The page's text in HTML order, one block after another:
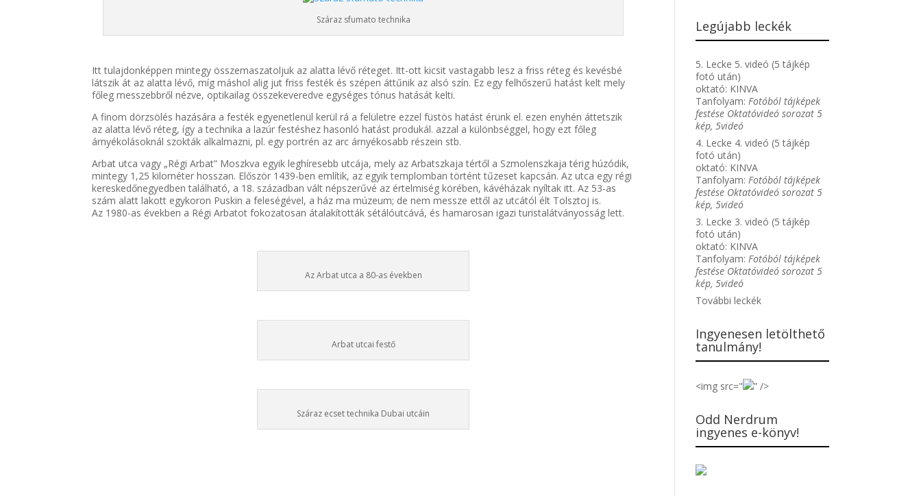
Száraz sfumato technika
Itt tulajdonképpen mintegy összemaszatoljuk az alatta lévő réteget. Itt-ott kicsit vastagabb lesz a friss réteg és kevésbé
látszik át az alatta lévő, míg máshol alig jut friss festék és szépen áttűnik az alsó szín. Ez egy felhőszerű hatást kelt mely
főleg messzebbről nézve, optikailag összekeveredve egységes tónus hatását kelti.
A finom dörzsölés hazására a festék egyenetlenül kerül rá a felületre ezzel füstös hatást érünk el. ezen enyhén áttetszik
az alatta lévő réteg, így a technika a lazúr festéshez hasonló hatást produkál. azzal a különbséggel, hogy ezt főleg
árnyékolásoknál szokták alkalmazni, pl. egy portrén az arc árnyékosabb részein stb.
Arbat utca vagy „Régi Arbat” Moszkva egyik leghíresebb utcája, mely az Arbatszkaja tértől a Szmolenszkaja térig húzódik,
mintegy 1,25 kilométer hosszan. Először 1439-ben említik, az egyik templomban történt tűzeset kapcsán. Az utca egy régi
kereskedőnegyedben található, a 18. században vált népszerűvé az értelmiség körében, kávéházak nyíltak itt. Az 53-as
szám alatt lakott egykoron Puskin a feleségével, a ház ma múzeum; de nem messze ettől az utcától élt Tolsztoj is.
Az 1980-as években a Régi Arbatot fokozatosan átalakították sétálóutcává, és hamarosan igazi turistalátványosság lett.
Az Arbat utca a 80-as években
Arbat utcai festő
Száraz ecset technika Dubai utcáin
Legújabb leckék
5. Lecke 5. videó (5 tájkép
fotó után)
oktató: KINVA
Tanfolyam:Fotóból tájképek
festése Oktatóvideó sorozat 5
kép, 5videó
4. Lecke 4. videó (5 tájkép
fotó után)
oktató: KINVA
Tanfolyam:Fotóból tájképek
festése Oktatóvideó sorozat 5
kép, 5videó
3. Lecke 3. videó (5 tájkép
fotó után)
oktató: KINVA
Tanfolyam:Fotóból tájképek
festése Oktatóvideó sorozat 5
kép, 5videó
További leckék
Ingyenesen letölthető
tanulmány!
<img src=" ” />
Odd Nerdrum
ingyenes e-könyv!